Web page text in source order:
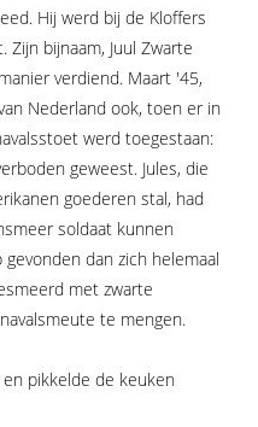
Hij werd bij de Kloffers
bijnaam, Juul Zwarte
verdiend. Maart '45,
Nederland ook, toen er in
werd toegestaan:
geweest. Jules, die
goederen stal, had
soldaat kunnen
dan zich helemaal
met zwarte
te mengen.
pikkelde de keuken